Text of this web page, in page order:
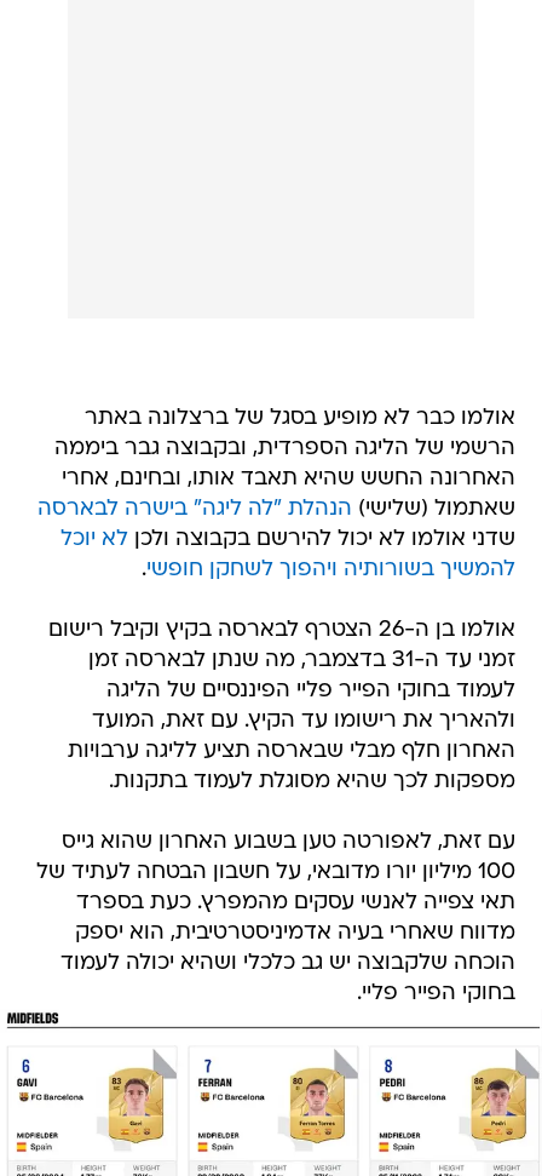
אולמו כבר לא מופיע בסגל של ברצלונה באתר
הרשמי של הליגה הספרדית, ובקבוצה גבר ביממה
האחרונה החשש שהיא תאבד אותו, ובחינם, אחרי
שאתמול (שלישי) הנהלת "לה ליגה" בישרה לבארסה
שדני אולמו לא יכול להירשם בקבוצה ולכןלא יוכל
להמשיך בשורותיה ויהפוך לשחקן חופשי.
אולמו בן ה-26 הצטרף לבארסה בקיץ וקיבל רישום
זמני עד ה-31 בדצמבר, מה שנתן לבארסה זמן
לעמוד בחוקי הפייר פליי הפיננסיים של הליגה
ולהאריך את רישומו עד הקיץ. עם זאת, המועד
האחרון חלף מבלי שבארסה תציע לליגה ערבויות
מספקות לכך שהיא מסוגלת לעמוד בתקנות.
עם זאת, לאפורטה טען בשבוע האחרון שהוא גייס
100 מיליון יורו מדובאי, על חשבון הבטחה לעתיד של
תאי צפייה לאנשי עסקים מהמפרץ. כעת בספרד
מדווח שאחרי בעיה אדמיניסטרטיבית, הוא יספק
הוכחה שלקבוצה יש גב כלכלי ושהיא יכולה לעמוד
בחוקי הפייר פליי.